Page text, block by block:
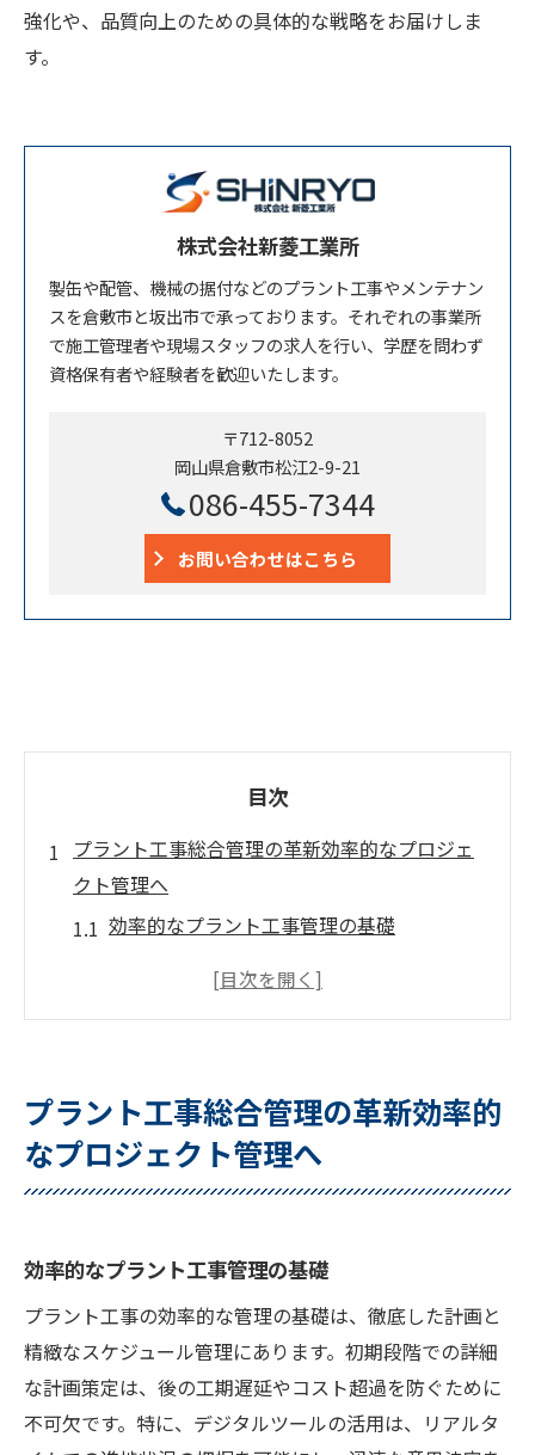
強化や、品質向上のための具体的な戦略をお届けしま
す。
株式会社新菱工業所
製缶や配管、機械の据付などのプラント工事やメンテナン
スを倉敷市と坂出市で承っております。それぞれの事業所
で施工管理者や現場スタッフの求人を行い、学歴を問わず
資格保有者や経験者を歓迎いたします。
〒712-8052
岡山県倉敷市松江2-9-21
086-455-7344
お問い合わせはこちら
目次
プラント工事総合管理の革新効率的なプロジェ
クト管理へ
効率的なプラント工事管理の基礎
プロジェクト成功のための重要な要素
管理手法の継続的改善プロセス
デジタルツールで変わるプラント工事の透明性
報の活用
クラウドベースプラットフォームの利点
情報の一元管理とアクセスの改善
デジタル化に伴うセキュリティ対策
プラント工事総合管理の革新効率的
なプロジェクト管理へ
効率的なプラント工事管理の基礎
プラント工事の効率的な管理の基礎は、徹底した計画と
精緻なスケジュール管理にあります。初期段階での詳細
な計画策定は、後の工期遅延やコスト超過を防ぐために
不可欠です。特に、デジタルツールの活用は、リアルタ